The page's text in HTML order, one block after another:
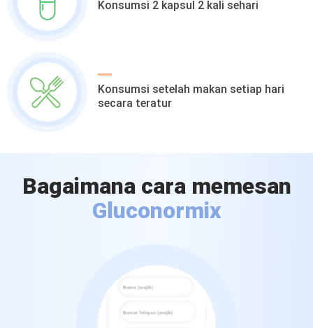
Konsumsi 2 kapsul 2 kali sehari
Konsumsi setelah makan setiap hari
secara teratur
Bagaimana cara memesan
Gluconormix